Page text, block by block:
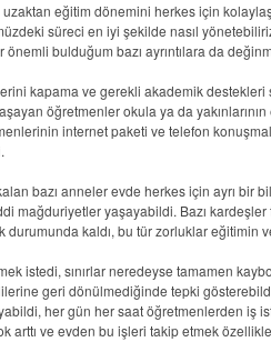
uzaktan eğitim dönemini herkes için
süreci en iyi şekilde nasıl
bulduğum bazı ayrıntılara da
kapama ve gerekli akademik
öğretmenler okula ya da
internet paketi ve telefon
bazı anneler evde herkes için ayrı bir
mağduriyetler yaşayabildi. Bazı
kaldı, bu tür zorluklar eğitimin
istedi, sınırlar neredeyse tamamen
geri dönülmediğinde tepki
her gün her saat öğretmenlerden iş
arttı ve evden bu işleri takip etmek